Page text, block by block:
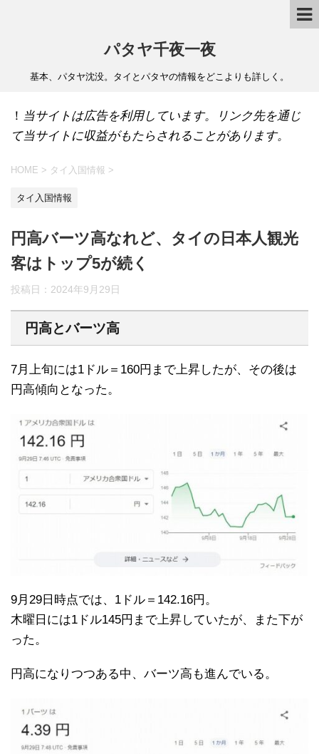
パタヤ千夜一夜
基本、パタヤ沈没。タイとパタヤの情報をどこよりも詳しく。
！ 当サイトは広告を利用しています。リンク先を通じ
て当サイトに収益がもたらされることがあります。
HOME > タイ入国情報 >
タイ入国情報
円高バーツ高なれど、タイの日本人観光
客はトップ5が続く
投稿日： 2024年9月29日
円高とバーツ高
7月上旬には1ドル＝160円まで上昇したが、その後は
円高傾向となった。
9月29日時点では、1ドル＝142.16円。
木曜日には1ドル145円まで上昇していたが、また下が
った。
円高になりつつある中、バーツ高も進んでいる。